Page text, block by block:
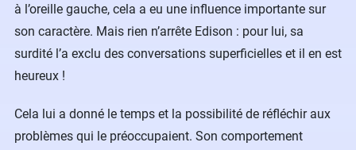
à l’oreille gauche, cela a eu une influence importante sur
son caractère. Mais rien n’arrête Edison : pour lui, sa
surdité l’a exclu des conversations superficielles et il en est
heureux !
Cela lui a donné le temps et la possibilité de réfléchir aux
problèmes qui le préoccupaient. Son comportement